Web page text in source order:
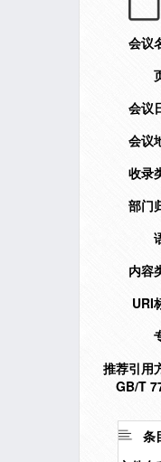
会议
会议
会议
收录
部门
内容
URI
推荐引用
GB/T
条